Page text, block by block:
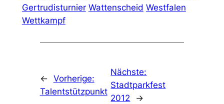
Gertrudisturnier Wattenscheid Westfalen
Wettkampf
← Vorherige:
Talentstützpunkt
Nächste:
Stadtparkfest
2012
→